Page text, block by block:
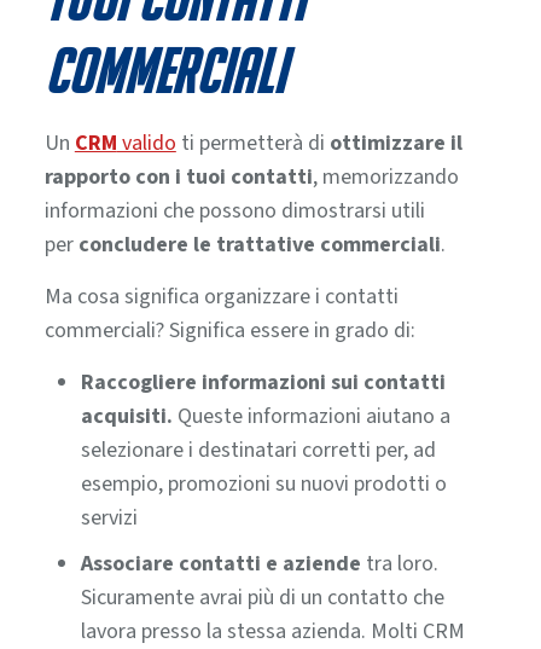
commerciali
UnCRMvalidoti permetterà di ottimizzare il
rapporto con i tuoi contatti, memorizzando
informazioni che possono dimostrarsi utili
per concludere le trattative commerciali.
Ma cosa significa organizzare i contatti
commerciali? Significa essere in grado di:
Raccogliere informazioni sui contatti
acquisiti. Queste informazioni aiutano a
selezionare i destinatari corretti per, ad
esempio, promozioni su nuovi prodotti o
servizi
Associare contatti e aziende tra loro.
Sicuramente avrai più di un contatto che
lavora presso la stessa azienda. Molti CRM